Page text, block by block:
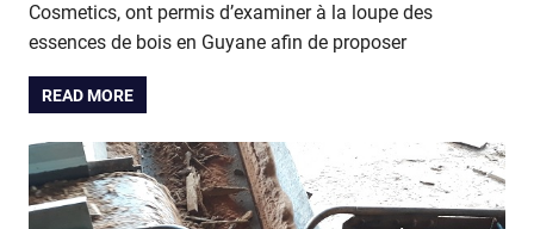
Cosmetics, ont permis d’examiner à la loupe des
essences de bois en Guyane afin de proposer
READ MORE